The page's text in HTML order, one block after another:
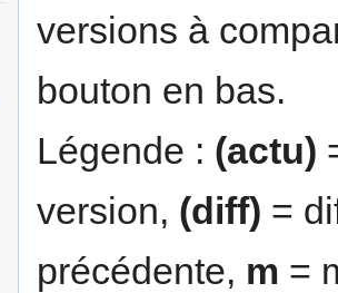
versions à
bouton en bas.
Légende : (actu)
version, (diff) =
précédente, m =